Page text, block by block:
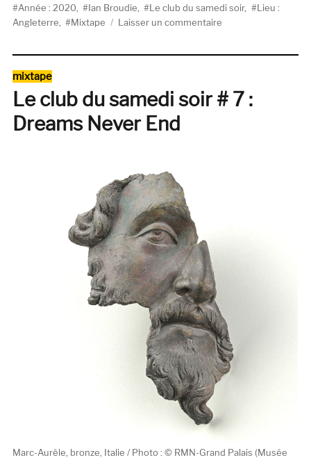
le
Année : 2020
Ian Broudie Le club du samedi soir,
Lieu :
Angleterre
Mixtape Laisser un commentaire
soir
#9
Catégories
mixtape
Le club du samedi soir # 7 :
Dreams Never End
Marc-Aurèle, bronze, Italie / Photo : © RMN-Grand Palais (Musée